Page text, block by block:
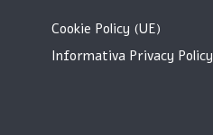
Cookie Policy (UE)
Informativa Privacy Policy